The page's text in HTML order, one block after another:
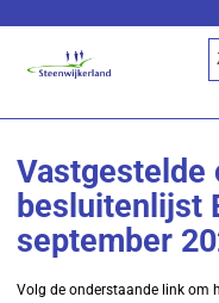
Vastgestelde
besluitenlijst
september
Volg de onderstaande link om